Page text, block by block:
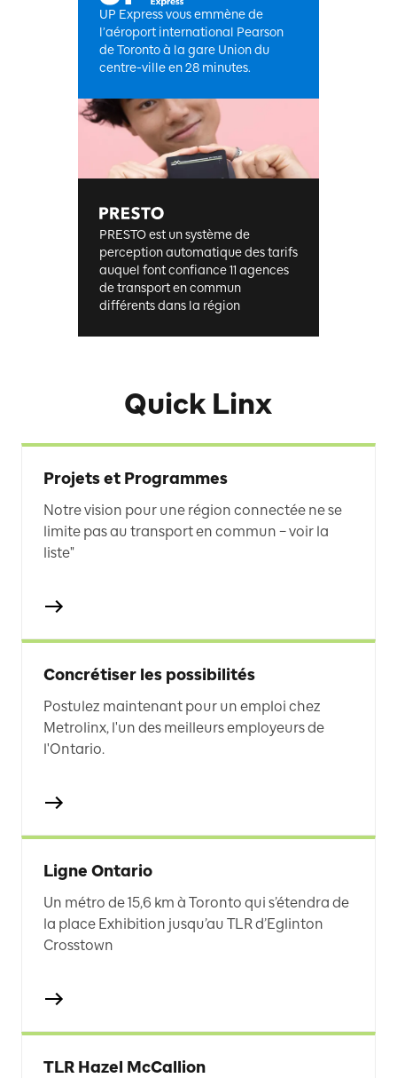
UP Express vous emmène de
l’aéroport international Pearson
de Toronto à la gare Union du
centre-ville en 28 minutes.
PRESTO est un système de
perception automatique des tarifs
auquel font confiance 11 agences
de transport en commun
différents dans la région
Quick Linx
Projets et Programmes
Notre vision pour une région connectée ne se
limite pas au transport en commun − voir la
liste"
Concrétiser les possibilités
Postulez maintenant pour un emploi chez
Metrolinx, l'un des meilleurs employeurs de
l'Ontario.
Ligne Ontario
Un métro de 15,6 km à Toronto qui s’étendra de
la place Exhibition jusqu’au TLR d’Eglinton
Crosstown
TLR Hazel McCallion